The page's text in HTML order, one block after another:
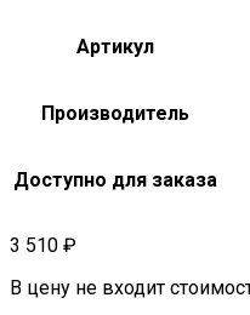
Артикул
Производитель
Доступно для заказа
3 510 ₽
В цену не входит